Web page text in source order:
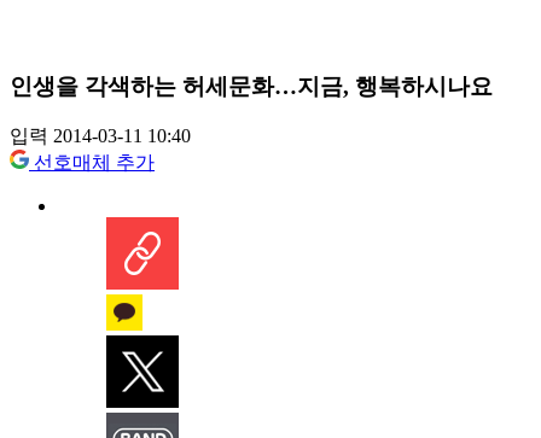
인생을 각색하는 허세문화…지금, 행복하시나요
입력 2014-03-11 10:40
선호매체 추가